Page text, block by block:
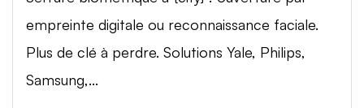
empreinte digitale ou reconnaissance faciale.
Plus de clé à perdre. Solutions Yale, Philips,
Samsung,...